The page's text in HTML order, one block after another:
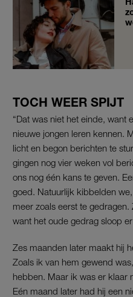
TOCH WEER SPIJT
“Dat was niet het einde, want
nieuwe jongen leren kennen.
licht en begon berichten te
gingen nog vier weken vol
ons nog één kans te geven.
goed. Natuurlijk kibbelden
meer zoals eerst te
want het oude gedrag sloop
Zes maanden later maakt hij
Zoals ik van hem gewend
hebben. Maar ik was er klaar
Eén maand later had hij een